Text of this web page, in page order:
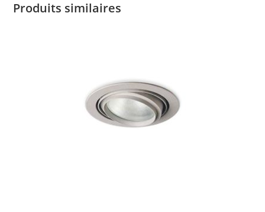
Produits similaires